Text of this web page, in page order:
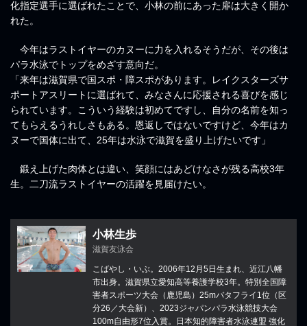
化指定選手に選ばれたことで、小林の前にあった扉は大きく開か
れた。
今年はラストイヤーのカヌーに力を入れるそうだが、その後は
パラ水泳でトップをめざす意向だ。
「来年は滋賀県で国スポ・障スポがあります。レイクスターズサ
ポートアスリートに選ばれて、みなさんに応援される喜びを感じ
られています。こういう経験は初めてですし、自分の名前を知っ
てもらえるうれしさもある。恩返しではないですけど、今年はカ
ヌーで国体に出て、25年は水泳で滋賀を盛り上げたいです」
鍛え上げた肉体とは違い、笑顔にはあどけなさが残る高校3年
生。二刀流ラストイヤーの活躍を見届けたい。
小林生歩
滋賀友泳会
こばやし・いぶ。2006年12月5日生まれ、近江八幡
市出身。滋賀県立愛知高等養護学校3年。特別全国障
害者スポーツ大会（鹿児島）25mバタフライ1位（区
分26／大会新）、2023ジャパンパラ水泳競技大会
100m自由形7位入賞。日本知的障害者水泳連盟 強化